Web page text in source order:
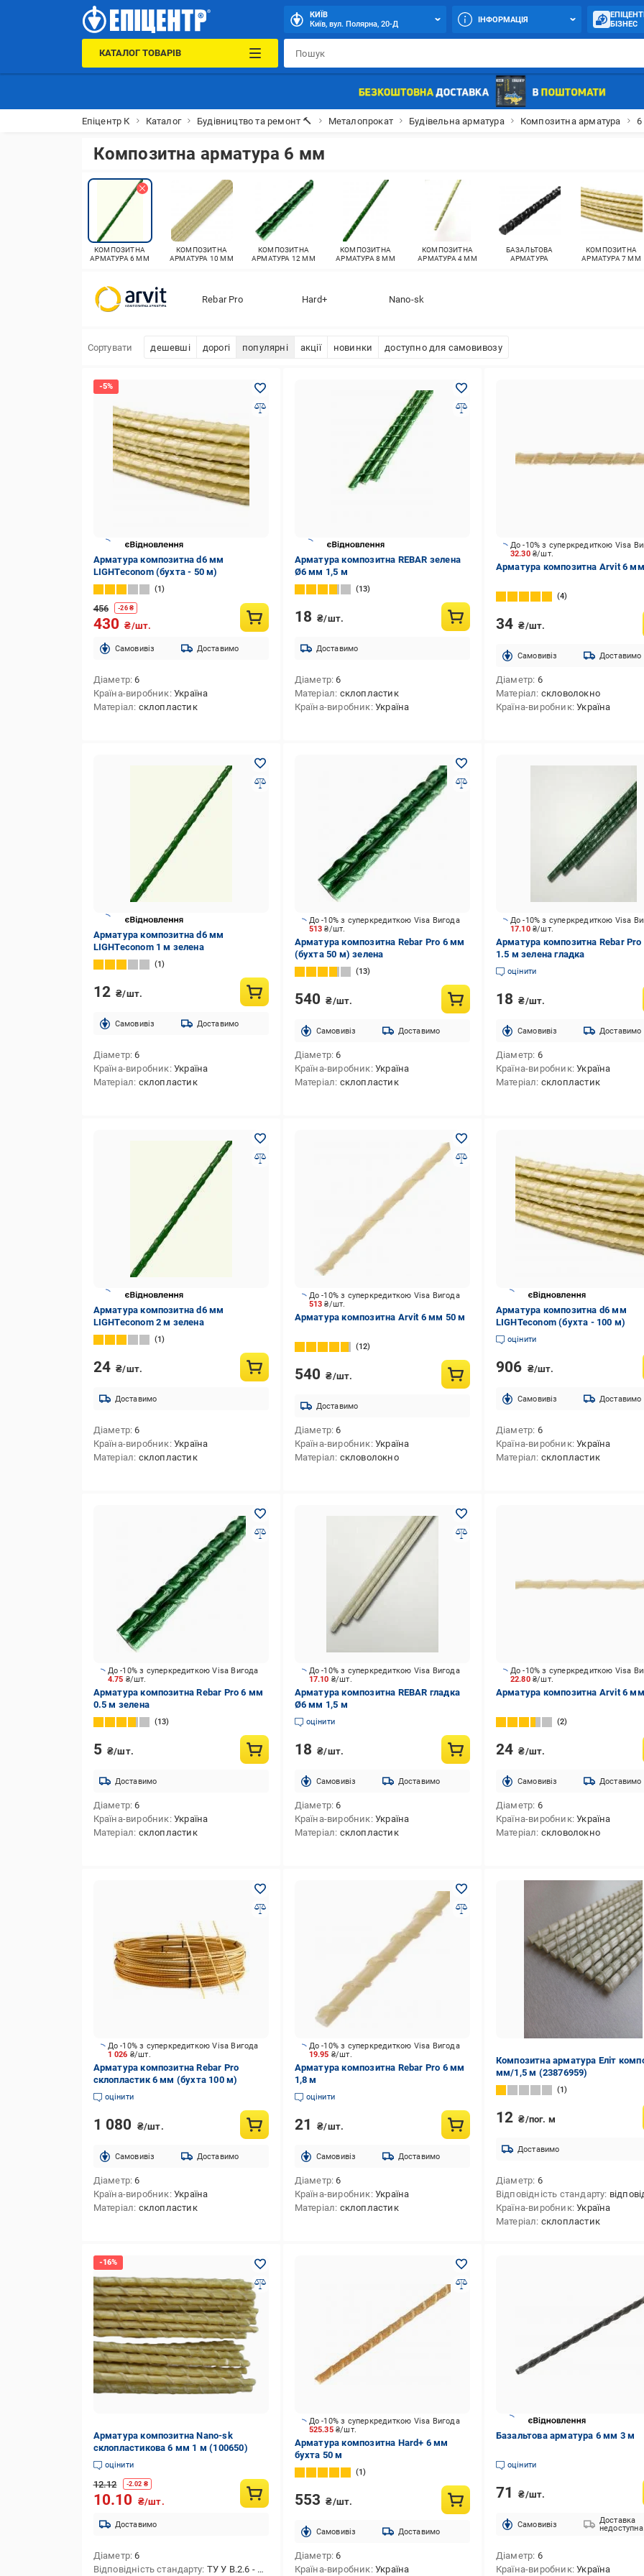
КИЇВ
Київ, вул. Полярна, 20-Д
ІНФОРМАЦІЯ
БІЗНЕС
КАТАЛОГ ТОВАРІВ
Епіцентр К Каталог Будівництво та ремонт 🔨 Металопрокат Будівельна арматура Композитна арматура
Композитна арматура 6 мм
КОМПОЗИТНА
АРМАТУРА 6 ММ
КОМПОЗИТНА
АРМАТУРА 10 ММ
КОМПОЗИТНА
АРМАТУРА 12 ММ
КОМПОЗИТНА
АРМАТУРА 8 ММ
КОМПОЗИТНА
АРМАТУРА 4 ММ
БАЗАЛЬТОВА
АРМАТУРА
КОМПОЗИТНА
АРМАТУРА 7 ММ
Rebar Pro Hard+ Nano-sk
Сортувати дешевші дорогі популярні акції новинки доступно для самовивозу
Арматура композитна d6 мм
LIGHTeconom (бухта - 50 м)
1
456 -26₴
430 ₴/шт.
Cамовивіз Доставимо
Діаметр 6
Країна-виробник Україна
Матеріал склопластик
Арматура композитна REBAR зелена
Ø6 мм 1,5 м
13
18 ₴/шт.
Доставимо
Діаметр 6
Матеріал склопластик
Країна-виробник Україна
32.30 ₴/шт.
До -10% з суперкредиткою Visa
Арматура композитна Arvit 6
4
34 ₴/шт.
Cамовивіз Доставимо
Діаметр 6
Матеріал скловолокно
Країна-виробник Україна
Арматура композитна d6 мм
LIGHTeconom 1 м зелена
1
12 ₴/шт.
Cамовивіз Доставимо
Діаметр 6
Країна-виробник Україна
Матеріал склопластик
513₴/шт.
До -10% з суперкредиткою Visa Вигода
Арматура композитна Rebar Pro 6 мм
(бухта 50 м) зелена
13
540 ₴/шт.
Cамовивіз Доставимо
Діаметр 6
Країна-виробник Україна
Матеріал склопластик
17.10 ₴/шт.
До -10% з суперкредиткою Visa
Арматура композитна Rebar
1.5 м зелена гладка
оцінити
18 ₴/шт.
Cамовивіз Доставимо
Діаметр 6
Країна-виробник Україна
Матеріал склопластик
Арматура композитна d6 мм
LIGHTeconom 2 м зелена
1
24 ₴/шт.
Доставимо
Діаметр 6
Країна-виробник Україна
Матеріал склопластик
513₴/шт.
До -10% з суперкредиткою Visa Вигода
Арматура композитна Arvit 6 мм 50 м
12
540 ₴/шт.
Доставимо
Діаметр 6
Країна-виробник Україна
Матеріал скловолокно
Арматура композитна d6 мм
LIGHTeconom (бухта - 100 м)
оцінити
906 ₴/шт.
Cамовивіз Доставимо
Діаметр 6
Країна-виробник Україна
Матеріал склопластик
4.75 ₴/шт.
До -10% з суперкредиткою Visa Вигода
Арматура композитна Rebar Pro 6 мм
0.5 м зелена
13
5 ₴/шт.
Доставимо
Діаметр 6
Країна-виробник Україна
Матеріал склопластик
17.10 ₴/шт.
До -10% з суперкредиткою Visa Вигода
Арматура композитна REBAR гладка
Ø6 мм 1,5 м
оцінити
18 ₴/шт.
Cамовивіз Доставимо
Діаметр 6
Країна-виробник Україна
Матеріал склопластик
22.80 ₴/шт.
До -10% з суперкредиткою Visa
Арматура композитна Arvit 6
2
24 ₴/шт.
Cамовивіз Доставимо
Діаметр 6
Країна-виробник Україна
Матеріал скловолокно
1 026 ₴/шт.
До -10% з суперкредиткою Visa Вигода
Арматура композитна Rebar Pro
склопластик 6 мм (бухта 100 м)
оцінити
1 080 ₴/шт.
Cамовивіз Доставимо
Діаметр 6
Країна-виробник Україна
Матеріал склопластик
19.95 ₴/шт.
До -10% з суперкредиткою Visa Вигода
Арматура композитна Rebar Pro 6 мм
1,8 м
оцінити
21 ₴/шт.
Cамовивіз Доставимо
Діаметр 6
Країна-виробник Україна
Матеріал склопластик
Композитна арматура Еліт
мм/1,5 м (23876959)
1
12 ₴/пог. м
Доставимо
Діаметр 6
Відповідність стандарту
Країна-виробник Україна
Матеріал склопластик
Арматура композитна Nano-sk
склопластикова 6 мм 1 м (100650)
оцінити
12.12 -2.02 ₴
10.10 ₴/шт.
Доставимо
Діаметр 6
Відповідність стандарту ТУ У В.2.6 - 22.2 - 38299741-001:2015 'Арматура композитна полімерна, Технічні умови', пп. 1.3 (табл. 1 пп. 1, 2, 3, 4, 5), 1.4,1.16
525.35₴/шт.
До -10% з суперкредиткою Visa Вигода
Арматура композитна Hard+ 6 мм
бухта 50 м
1
553 ₴/шт.
Cамовивіз Доставимо
Діаметр 6
Країна-виробник Україна
Базальтова арматура 6 мм 3 м
оцінити
71 ₴/шт.
Cамовивіз
Доставка
недоступна
Діаметр 6
Країна-виробник Україна